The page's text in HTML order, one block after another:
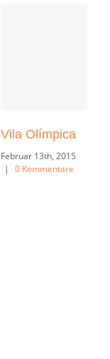
Vila Olímpica
Februar 13th, 2015
|
0 Kommentare